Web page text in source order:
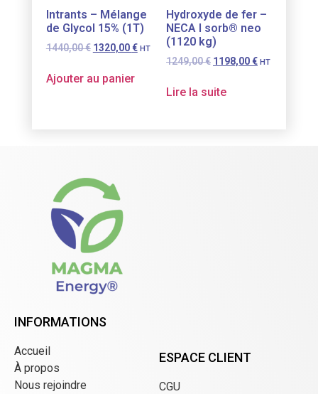
Intrants – Mélange
de Glycol 15% (1T)
1440,00€ 1320,00 € HT
Ajouter au panier
Hydroxyde de fer –
NECA I sorb® neo
(1120 kg)
1249,00€ 1198,00 € HT
Lire la suite
INFORMATIONS
Accueil
À propos
Nous rejoindre
ESPACE CLIENT
CGU